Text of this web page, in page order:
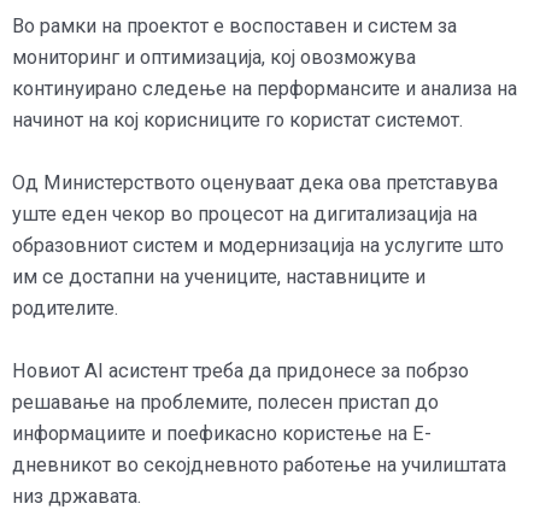
Во рамки на проектот е воспоставен и систем за
мониторинг и оптимизација, кој овозможува
континуирано следење на перформансите и анализа на
начинот на кој корисниците го користат системот.
Од Министерството оценуваат дека ова претставува
уште еден чекор во процесот на дигитализација на
образовниот систем и модернизација на услугите што
им се достапни на учениците, наставниците и
родителите.
Новиот AI асистент треба да придонесе за побрзо
решавање на проблемите, полесен пристап до
информациите и поефикасно користење на Е-
дневникот во секојдневното работење на училиштата
низ државата.